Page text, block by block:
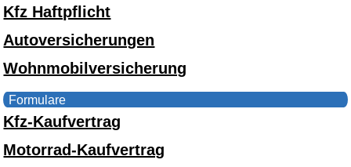
Kfz Haftpflicht
Autoversicherungen
Wohnmobilversicherung
Formulare
Kfz-Kaufvertrag
Motorrad-Kaufvertrag